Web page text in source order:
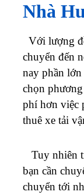
Nhà
Với lượng
chuyển đến
nay phần
chọn
phí hơn việc
thuê xe tải
Tuy nhiên
bạn cần
chuyển tới